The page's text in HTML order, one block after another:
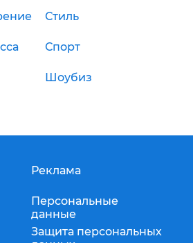
Стиль
Спорт
Шоубиз
Реклама
Персональные
данные
Защита персональных